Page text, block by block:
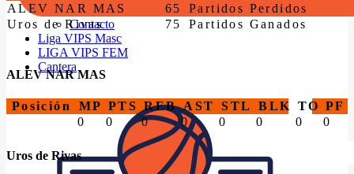
Premios
Contacto
Liga VIPS Masc
LIGA VIPS FEM
Cantera
ALEV NAR MAS
65
Partidos Perdidos
Uros de Rivas
75 Partidos Ganados
ALEV NAR MAS
Posición MP PTS REB AST STL BLK TO PF
0
0 0 0 0 0 0 0
Uros de Rivas